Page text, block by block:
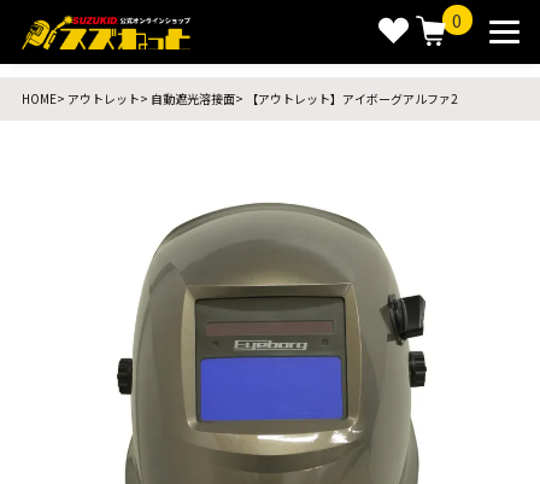
0
HOME アウトレット 自動遮光溶接面 【アウトレット】アイボーグアルファ2